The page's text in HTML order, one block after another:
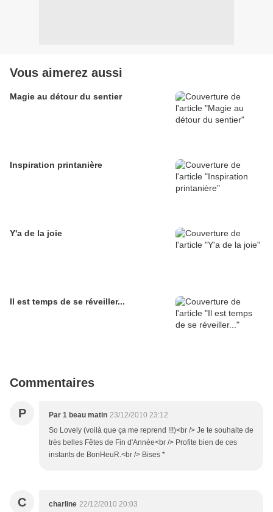
Vous aimerez aussi
Magie au détour du sentier
Inspiration printanière
Y'a de la joie
Il est temps de se réveiller...
Commentaires
P Par 1 beau matin 23/12/2010 23:12
So Lovely (voilà que ça me reprend !!!)<br /> Je te souhaite de
très belles Fêtes de Fin d'Année<br /> Profite bien de ces
instants de BonHeuR.<br /> Bises *
C charline 22/12/2010 20:03